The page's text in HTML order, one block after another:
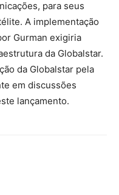
para seus
A implementação
Gurman exigiria
da Globalstar.
da Globalstar pela
em discussões
lançamento.